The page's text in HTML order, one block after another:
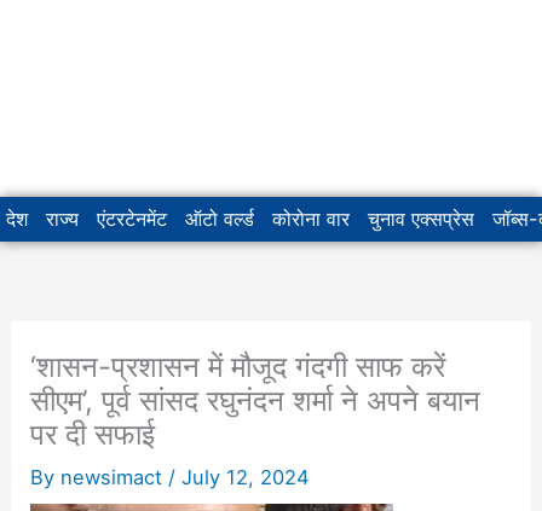
देश राज्य एंटरटेनमेंट ऑटो वर्ल्ड कोरोना वार चुनाव एक्सप्रेस जॉब्स-
‘शासन-प्रशासन में मौजूद गंदगी साफ करें
सीएम’, पूर्व सांसद रघुनंदन शर्मा ने अपने बयान
पर दी सफाई
By newsimact /July 12, 2024